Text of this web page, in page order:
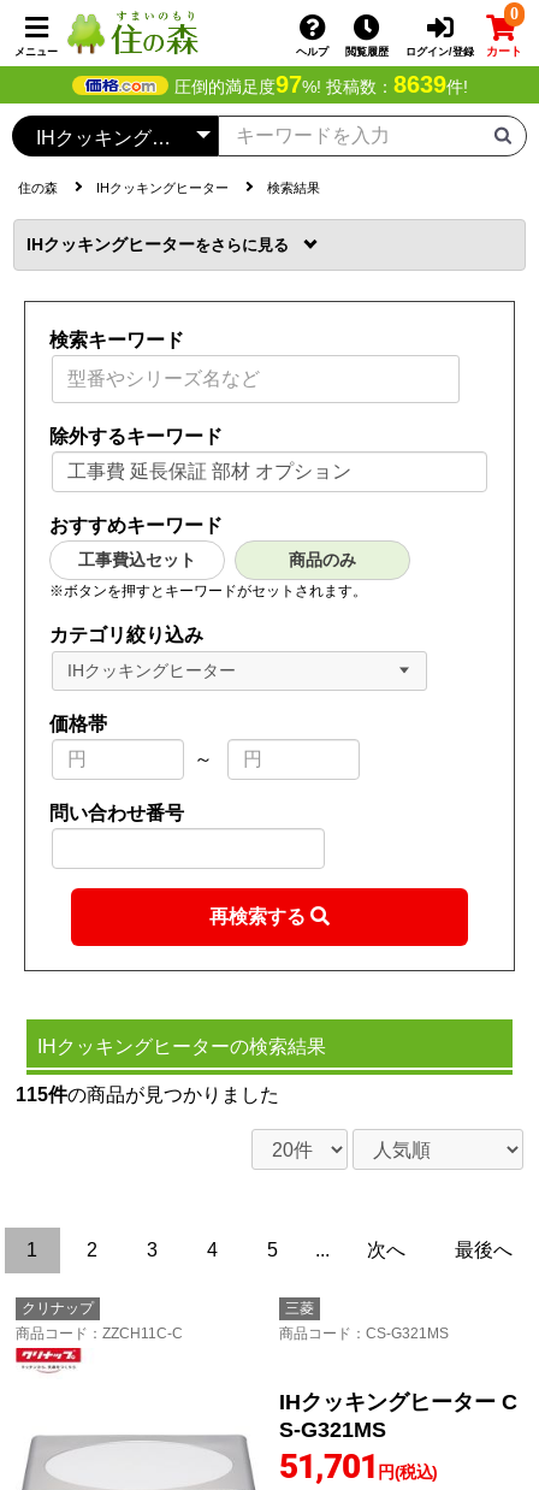
メニュー ヘルプ 閲覧履歴 ログイン/登録
0
カート
圧倒的満足度97%! 投稿数： 8639件!
住の森 IHクッキングヒーター 検索結果
IHクッキングヒーターを
検索キーワード
除外するキーワード
おすすめキーワード
工事費込セット 商品のみ
※ボタンを押すとキーワードがセットされます。
カテゴリ絞り込み
IHクッキングヒーター
価格帯
～
問い合わせ番号
再検索する
IHクッキングヒーターの検索結果
115件の商品が見つかりました
1 2 3 4 5 ... 次へ 最後へ
クリナップ
商品コード ：ZZCH11C-C
三菱
商品コード ：CS-G321MS